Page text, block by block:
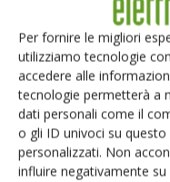
Per fornire le migliori
utilizziamo tecnologie
accedere alle
tecnologie permetterà a
dati personali come il
o gli ID univoci su
personalizzati. Non
influire negativamente
sensore di
Grazie a queste
implementano soluzioni
la garanzia di una
qualità.
TAG Memorie Micron